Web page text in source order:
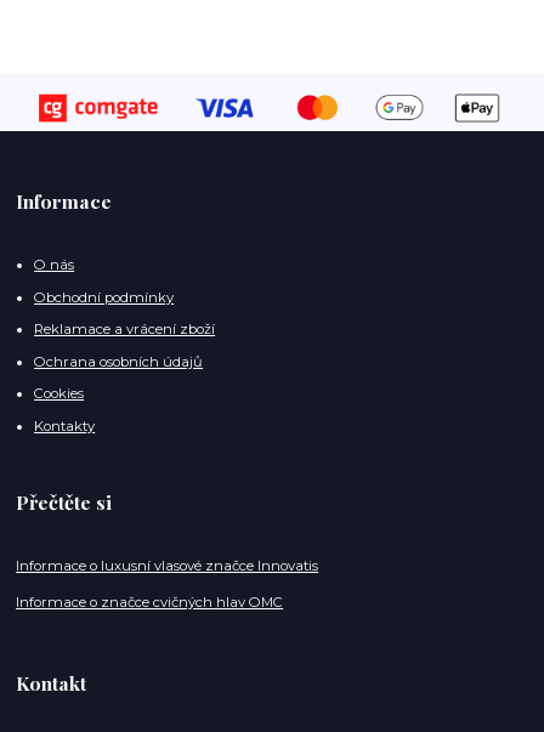
Informace
O nás
Obchodní podmínky
Reklamace a vrácení zboží
Ochrana osobních údajů
Cookies
Kontakty
Přečtěte si
Informace o luxusní vlasové značce Innovatis
Informace o značce cvičných hlav OMC
Kontakt